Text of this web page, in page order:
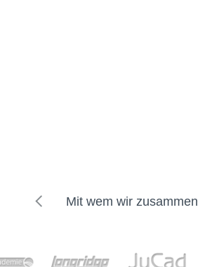
Mit wem wir